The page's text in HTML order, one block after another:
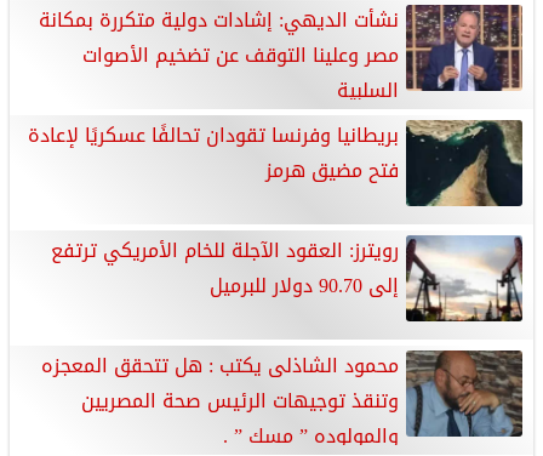
نشأت الديهي: إشادات دولية متكررة بمكانة
مصر وعلينا التوقف عن تضخيم الأصوات
السلبية
بريطانيا وفرنسا تقودان تحالفًا عسكريًا لإعادة
فتح مضيق هرمز
رويترز: العقود الآجلة للخام الأمريكي ترتفع
إلى 90.70 دولار للبرميل
محمود الشاذلى يكتب : هل تتحقق المعجزه
وتنقذ توجيهات الرئيس صحة المصريين
والمولوده ” مسك ” .